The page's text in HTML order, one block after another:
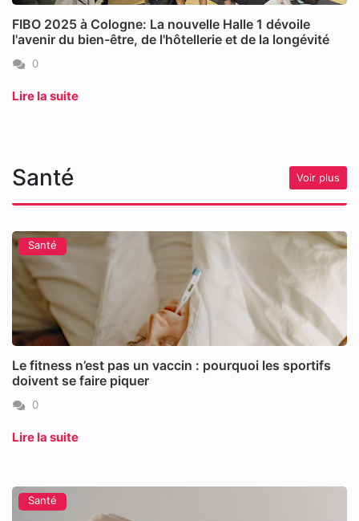
FIBO 2025 à Cologne: La nouvelle Halle 1 dévoile
l'avenir du bien-être, de l'hôtellerie et de la longévité
0
Lire la suite
Santé Voir plus
Santé
Le fitness n’est pas un vaccin : pourquoi les sportifs
doivent se faire piquer
0
Lire la suite
Santé